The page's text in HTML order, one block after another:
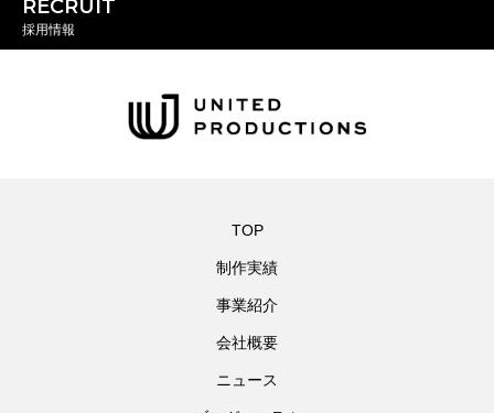
RECRUIT
採用情報
TOP
制作実績
事業紹介
会社概要
ニュース